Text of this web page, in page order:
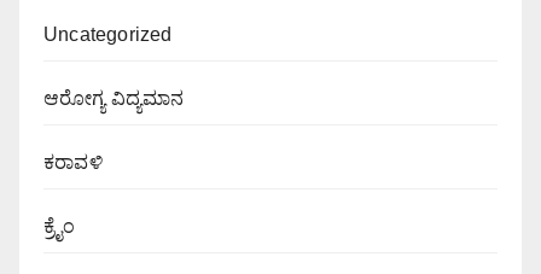
Uncategorized
ಆರೋಗ್ಯ ವಿದ್ಯಮಾನ
ಕರಾವಳಿ
ಕ್ರೈಂ